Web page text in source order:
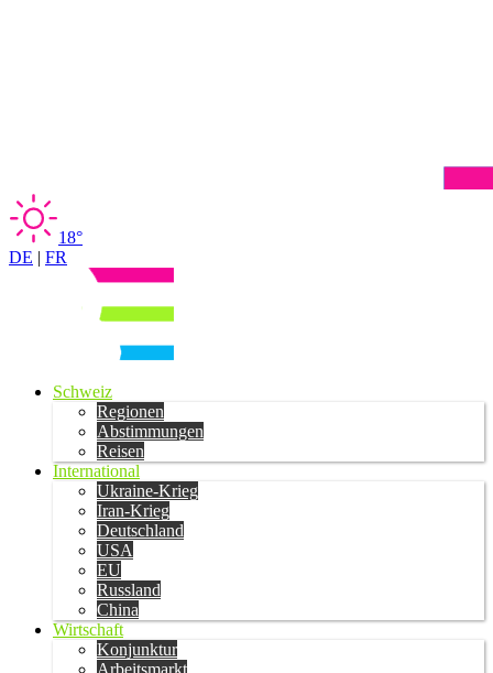
18°
DE | FR
Schweiz
Regionen
Abstimmungen
Reisen
International
Ukraine-Krieg
Iran-Krieg
Deutschland
USA
EU
Russland
China
Wirtschaft
Konjunktur
Arbeitsmarkt